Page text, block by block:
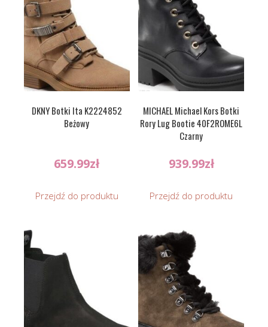
DKNY Botki Ita K2224852
Beżowy
659.99zł
Przejdź do produktu
MICHAEL Michael Kors Botki
Rory Lug Bootie 40F2ROME6L
Czarny
939.99zł
Przejdź do produktu